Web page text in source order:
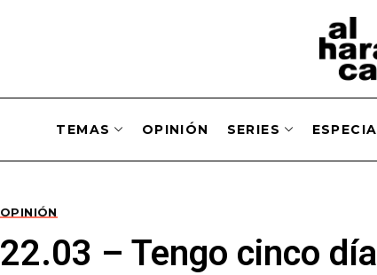
TEMAS OPINIÓN SERIES
OPINIÓN
22.03 – Tengo cinco